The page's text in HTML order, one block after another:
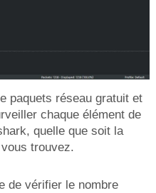
paquets réseau gratuit et
chaque élément de
quelle que soit la
trouvez.
de vérifier le nombre